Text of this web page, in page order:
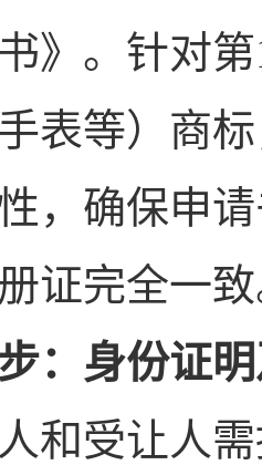
》。针对
表等）商
，确保申
证完全一
：身份证
和受让人